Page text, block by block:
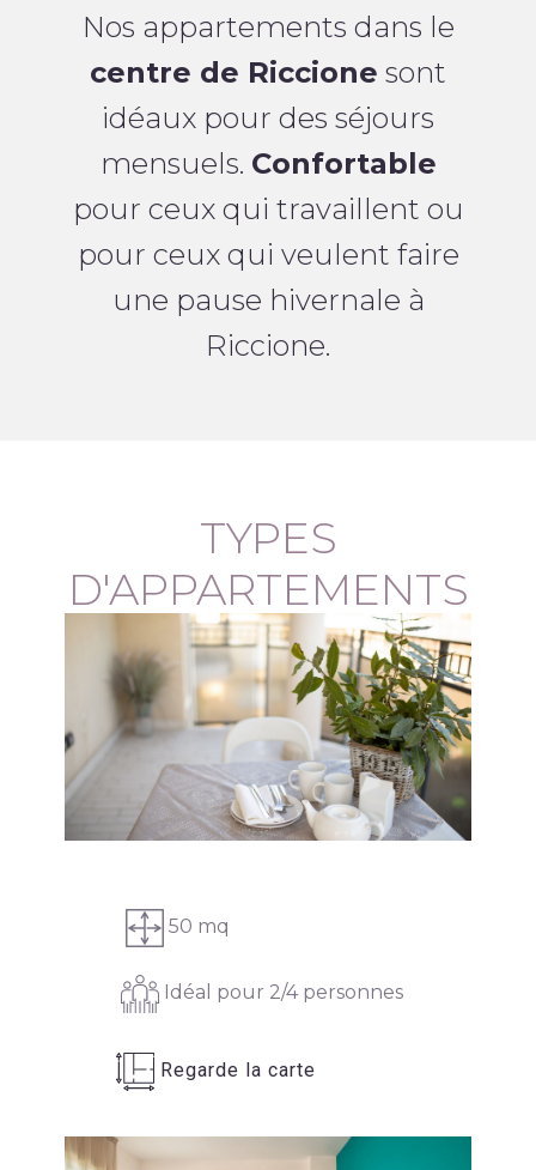
Nos appartements dans le
centre de Riccione sont
idéaux pour des séjours
mensuels. Confortable
pour ceux qui travaillent ou
pour ceux qui veulent faire
une pause hivernale à
Riccione.
TYPES
D'APPARTEMENTS
50 mq
​Idéal pour 2/4 personnes
Regarde la carte